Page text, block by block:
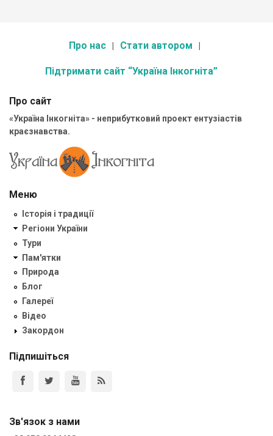
Про нас Стати автором
Підтримати сайт “Україна Інкогніта”
Про сайт
«Україна Інкогніта» - неприбутковий проект ентузіастів
краєзнавства.
Меню
Історія і традиції
Регіони України
Тури
Пам'ятки
Природа
Блог
Галереї
Відео
Закордон
Підпишіться
Зв'язок з нами